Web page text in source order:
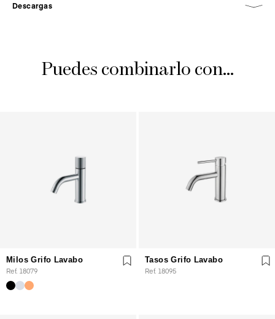
Descargas
Puedes combinarlo con...
Milos Grifo Lavabo
Ref. 18079
Tasos Grifo Lavabo
Ref. 18095